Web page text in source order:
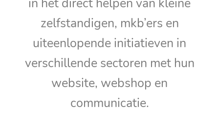
in het direct helpen van kleine
zelfstandigen, mkb’ers en
uiteenlopende initiatieven in
verschillende sectoren met hun
website, webshop en
communicatie.